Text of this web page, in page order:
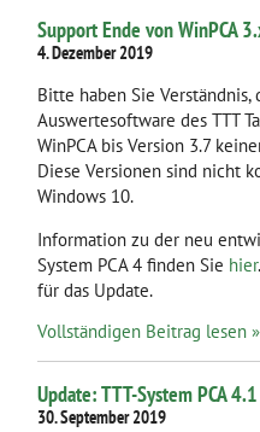
Support Ende von WinPCA
4. Dezember 2019
Bitte haben Sie Verständnis,
Auswertesoftware des TTT
WinPCA bis Version 3.7
Diese Versionen sind nicht
Windows 10.
Information zu der neu
System PCA 4 finden Sie hier
für das Update.
Vollständigen Beitrag lesen »
Update: TTT-System PCA 4.1
30. September 2019